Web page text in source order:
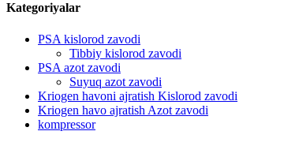
Kategoriyalar
PSA kislorod zavodi
Tibbiy kislorod zavodi
PSA azot zavodi
Suyuq azot zavodi
Kriogen havoni ajratish Kislorod zavodi
Kriogen havo ajratish Azot zavodi
kompressor